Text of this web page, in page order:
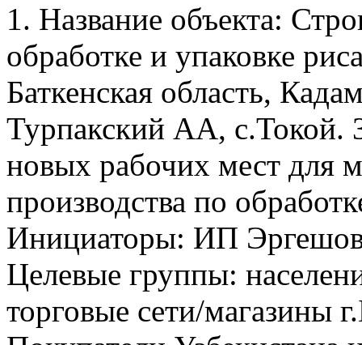
1. Название объекта:
обработке и упаковке
Баткенская область,
Турпакский АА, с.Токой.
новых рабочих мест для
производства по
Инициаторы: ИП
Целевые группы:
торговые сети/магазины